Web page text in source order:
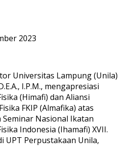
2023
Universitas Lampung (Unila)
I.P.M., mengapresiasi
(Himafi) dan Aliansi
FKIP (Almafika) atas
Nasional Ikatan
Indonesia (Ihamafi) XVII.
UPT Perpustakaan Unila,